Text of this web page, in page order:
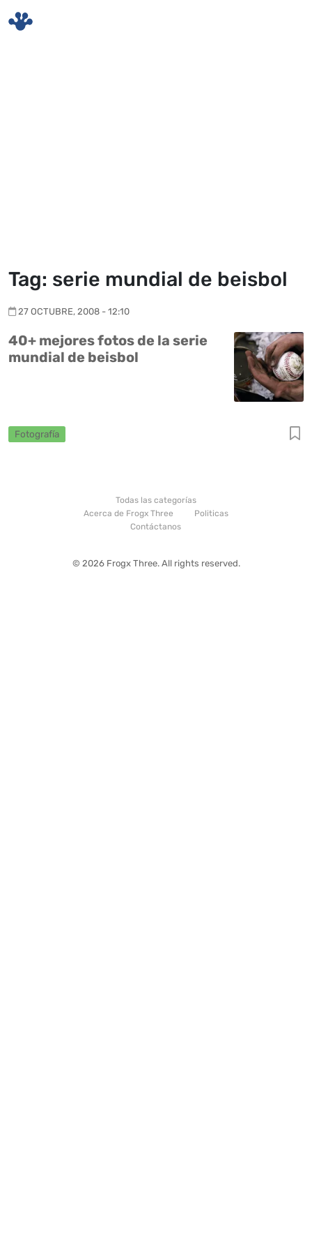
Tag: serie mundial de beisbol
27 OCTUBRE, 2008 - 12:10
40+ mejores fotos de la serie
mundial de beisbol
Fotografía
Todas las categorías
Acerca de Frogx Three
Politicas
Contáctanos
© 2026 Frogx Three. All rights reserved.